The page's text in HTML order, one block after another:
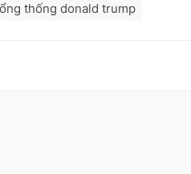
thống donald trump